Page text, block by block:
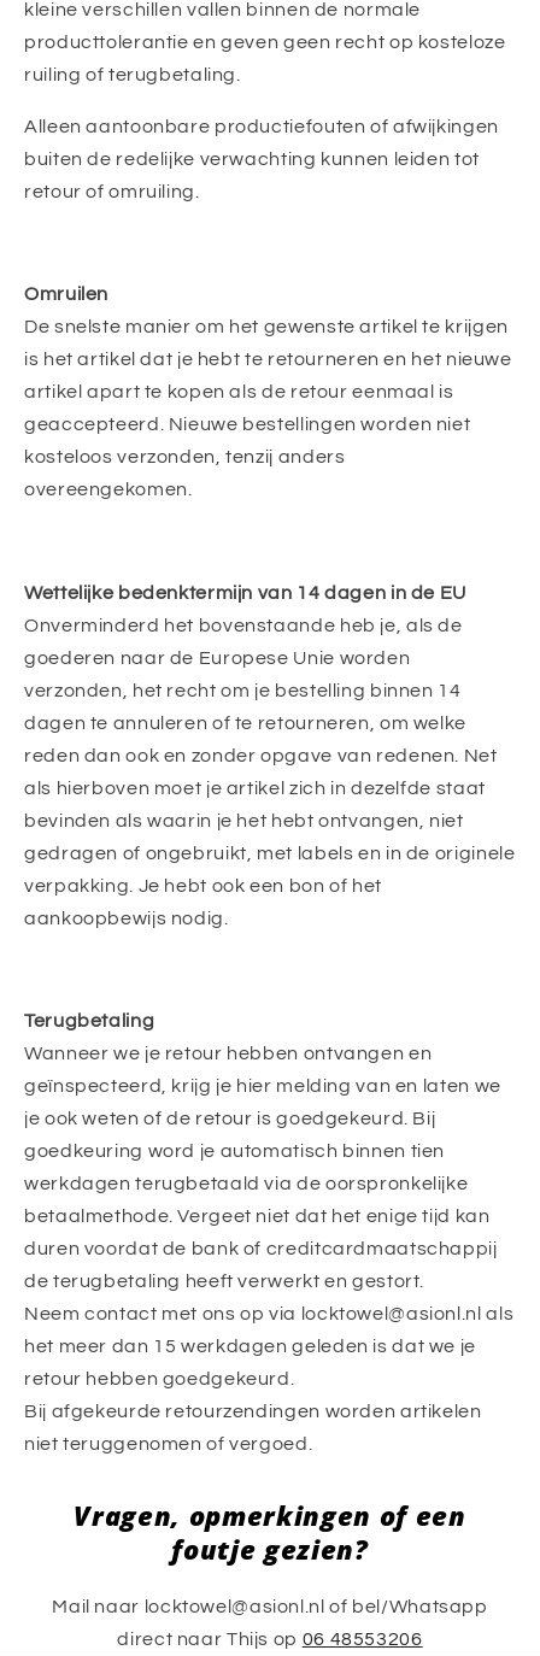
kleine verschillen vallen binnen de normale
producttolerantie en geven geen recht op kosteloze
ruiling of terugbetaling.
Alleen aantoonbare productiefouten of afwijkingen
buiten de redelijke verwachting kunnen leiden tot
retour of omruiling.
Omruilen
De snelste manier om het gewenste artikel te krijgen
is het artikel dat je hebt te retourneren en het nieuwe
artikel apart te kopen als de retour eenmaal is
geaccepteerd. Nieuwe bestellingen worden niet
kosteloos verzonden, tenzij anders
overeengekomen.
Wettelijke bedenktermijn van 14 dagen in de EU
Onverminderd het bovenstaande heb je, als de
goederen naar de Europese Unie worden
verzonden, het recht om je bestelling binnen 14
dagen te annuleren of te retourneren, om welke
reden dan ook en zonder opgave van redenen. Net
als hierboven moet je artikel zich in dezelfde staat
bevinden als waarin je het hebt ontvangen, niet
gedragen of ongebruikt, met labels en in de originele
verpakking. Je hebt ook een bon of het
aankoopbewijs nodig.
Terugbetaling
Wanneer we je retour hebben ontvangen en
geïnspecteerd, krijg je hier melding van en laten we
je ook weten of de retour is goedgekeurd. Bij
goedkeuring word je automatisch binnen tien
werkdagen terugbetaald via de oorspronkelijke
betaalmethode. Vergeet niet dat het enige tijd kan
duren voordat de bank of creditcardmaatschappij
de terugbetaling heeft verwerkt en gestort.
Neem contact met ons op via locktowel@asionl.nl als
het meer dan 15 werkdagen geleden is dat we je
retour hebben goedgekeurd.
Bij afgekeurde retourzendingen worden artikelen
niet teruggenomen of vergoed.
Vragen, opmerkingen of een
foutje gezien?
Mail naar locktowel@asionl.nl of bel/Whatsapp
direct naar Thijs op 06 48553206